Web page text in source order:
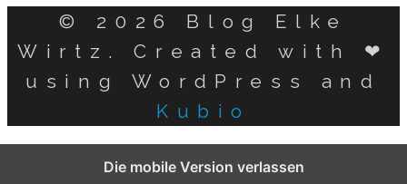
© 2026 Blog Elke
Wirtz. Created with ❤
using WordPress and
Kubio
Die mobile Version verlassen